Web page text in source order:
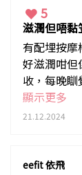
5
滋潤但唔黏
有配埋按
好滋潤咁但
收，每晚
腫😆😆😆
顯示更多
21.12.2024
eefit 依飛